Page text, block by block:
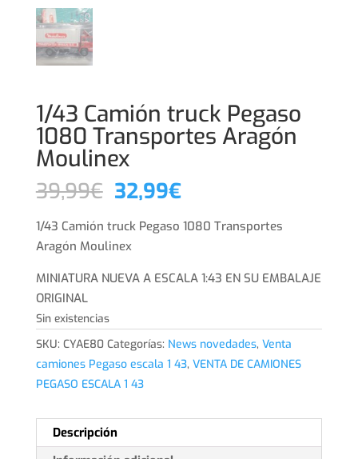
1/43 Camión truck Pegaso
1080 Transportes Aragón
Moulinex
39,99€ El
original
era:
39,99€.
32,99€El
actual
32,99€.
1/43 Camión truck Pegaso 1080 Transportes
Aragón Moulinex
MINIATURA NUEVA A ESCALA 1:43 EN SU EMBALAJE
ORIGINAL
Sin existencias
SKU: CYAE80 Categorías: News novedades, Venta
camiones Pegaso escala 1 43, VENTA DE CAMIONES
PEGASO ESCALA 1 43
Descripción